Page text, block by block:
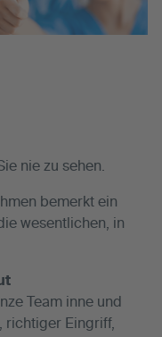
nie zu sehen.
bemerkt ein
wesentlichen, in
Team inne und
richtiger Eingriff,